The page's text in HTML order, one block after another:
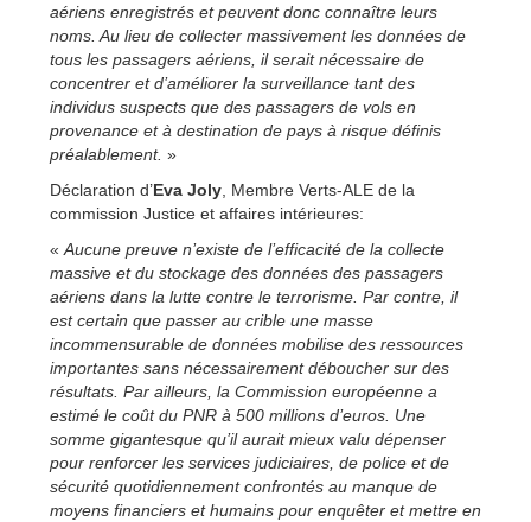
aériens enregistrés et peuvent donc connaître leurs
noms. Au lieu de collecter massivement les données de
tous les passagers aériens, il serait nécessaire de
concentrer et d’améliorer la surveillance tant des
individus suspects que des passagers de vols en
provenance et à destination de pays à risque définis
préalablement. »
Déclaration d’Eva Joly , Membre Verts-ALE de la
commission Justice et affaires intérieures:
« Aucune preuve n’existe de l’efficacité de la collecte
massive et du stockage des données des passagers
aériens dans la lutte contre le terrorisme. Par contre, il
est certain que passer au crible une masse
incommensurable de données mobilise des ressources
importantes sans nécessairement déboucher sur des
résultats. Par ailleurs, la Commission européenne a
estimé le coût du PNR à 500 millions d’euros. Une
somme gigantesque qu’il aurait mieux valu dépenser
pour renforcer les services judiciaires, de police et de
sécurité quotidiennement confrontés au manque de
moyens financiers et humains pour enquêter et mettre en